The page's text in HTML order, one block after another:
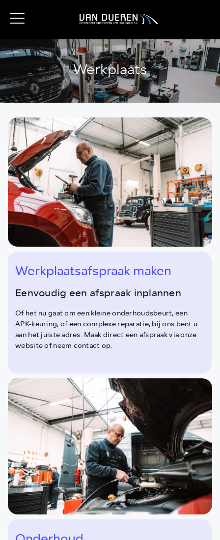
Werkplaats
Werkplaatsafspraak maken
Eenvoudig een afspraak inplannen
Of het nu gaat om een kleine onderhoudsbeurt, een
APK-keuring, of een complexe reparatie, bij ons bent u
aan het juiste adres. Maak direct een afspraak via onze
website of neem contact op.